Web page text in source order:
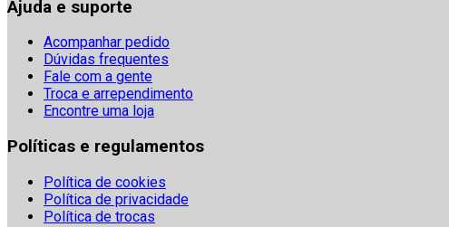
Ajuda e suporte
Acompanhar pedido
Dúvidas frequentes
Fale com a gente
Troca e arrependimento
Encontre uma loja
Políticas e regulamentos
Política de cookies
Política de privacidade
Política de trocas